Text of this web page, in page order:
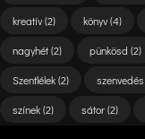
kreatív(2) könyv(4)
nagyhét(2) pünkösd (2)
Szentlélek(2) szenvedés
színek(2) sátor(2)